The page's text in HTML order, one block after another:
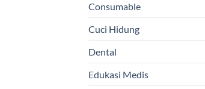
Consumable
Cuci Hidung
Dental
Edukasi Medis